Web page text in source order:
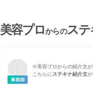
美容プロからのス
※美容プロからの紹介文が
こちらにステキナ紹介文